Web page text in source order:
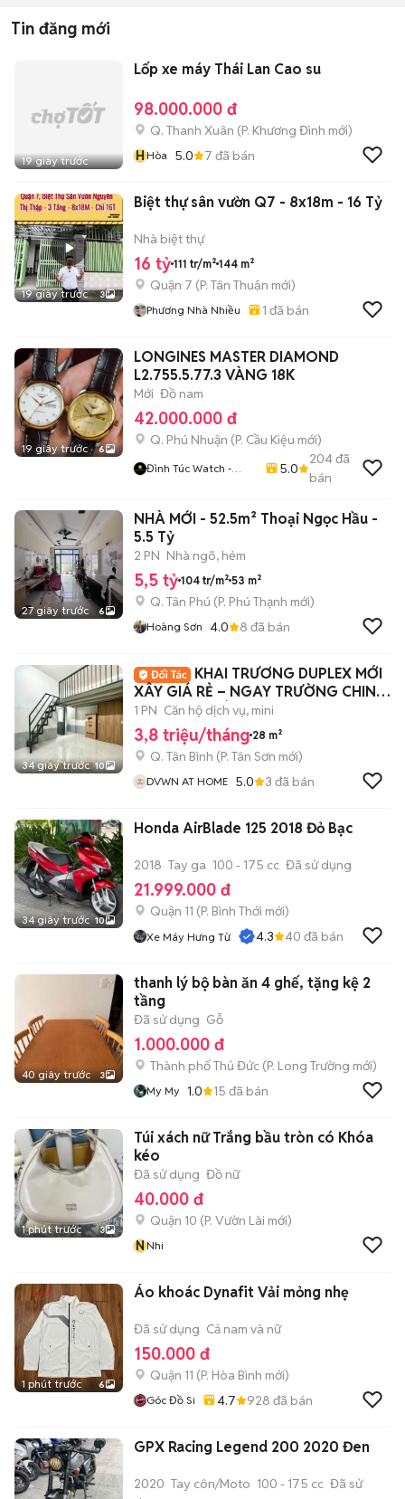
Tin đăng mới
19 giây trước
Lốp xe máy Thái Lan Cao su
98.000.000 đ
Q. Thanh Xuân (P. Khương Đình mới)
HHòa 5.0 7 đã bán
19 giây trước 3
Biệt thự sân vườn Q7 - 8x18m - 16 Tỷ
Nhà biệt thự
16 tỷ 111 tr/m² 144 m²
Quận 7 (P. Tân Thuận mới)
Phương Nhà Nhiều 1 đã bán
19 giây trước 6
LONGINES MASTER DIAMOND
L2.755.5.77.3 VÀNG 18K
Mới Đồ nam
42.000.000 đ
Q. Phú Nhuận (P. Cầu Kiệu mới)
Đình Túc Watch -
5.0
204đã
bán
27 giây trước 6
NHÀ MỚI - 52.5m² Thoại Ngọc Hầu -
5.5 Tỷ
2 PN Nhà ngõ, hẻm
5,5 tỷ 104 tr/m² 53 m²
Q. Tân Phú (P. Phú Thạnh mới)
Hoàng Sơn 4.0 8 đã bán
34 giây trước 10
KHAI TRƯƠNG DUPLEX MỚI
XÂY GIÁ RẺ – NGAY TRƯỜNG CHINH
– PHAN HUY ÍCH
1 PN Căn hộ dịch vụ, mini
3,8 triệu/tháng 28 m²
Q. Tân Bình (P. Tân Sơn mới)
DVWN AT HOME 5.0 3 đã bán
34 giây trước 10
Honda AirBlade 125 2018 Đỏ Bạc
2018 Tay ga 100 - 175 cc Đã sử dụng
21.999.000 đ
Quận 11 (P. Bình Thới mới)
Xe Máy Hưng Từ 4.3 40 đã bán
40 giây trước 3
thanh lý bộ bàn ăn 4 ghế, tặng kệ 2
tầng
Đã sử dụng Gỗ
1.000.000 đ
Thành phố Thủ Đức (P. Long Trường mới)
My My 1.0 15 đã bán
1 phút trước 3
Túi xách nữ Trắng bầu tròn có Khóa
kéo
Đã sử dụng Đồ nữ
40.000 đ
Quận 10 (P. Vườn Lài mới)
NNhi
1 phút trước 6
Áo khoác Dynafit Vải mỏng nhẹ
Đã sử dụng Cả nam và nữ
150.000 đ
Quận 11 (P. Hòa Bình mới)
Góc Đồ Si 4.7 928 đã bán
GPX Racing Legend 200 2020 Đen
2020 Tay côn/Moto 100 - 175 cc Đã sử